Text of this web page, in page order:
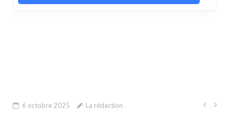
6 octobre 2025 La rédaction